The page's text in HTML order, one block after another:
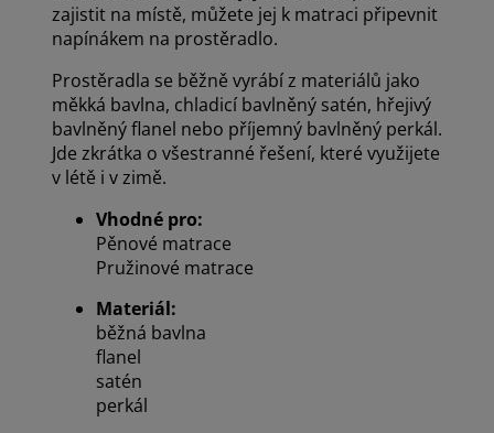
zajistit na místě, můžete jej k matraci připevnit
napínákem na prostěradlo.
Prostěradla se běžně vyrábí z materiálů jako
měkká bavlna, chladicí bavlněný satén, hřejivý
bavlněný flanel nebo příjemný bavlněný perkál.
Jde zkrátka o všestranné řešení, které využijete
v létě i v zimě.
Vhodné pro:
Pěnové matrace
Pružinové matrace
Materiál:
běžná bavlna
flanel
satén
perkál